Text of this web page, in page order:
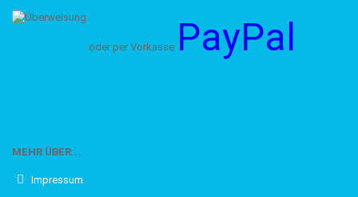
oder per Vorkasse PayPal
MEHR ÜBER...
Impressum